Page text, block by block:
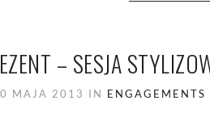
– SESJA
MAJA 2013 IN ENGAGEMENTS